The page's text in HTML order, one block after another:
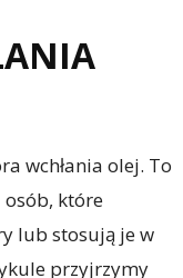
wchłania olej. To
które
lub stosują je w
przyjrzymy